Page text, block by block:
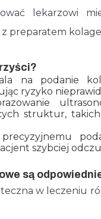
lekarzowi
preparatem
na podanie
ryzyko
struktur,
szybciej
są
w leczeniu